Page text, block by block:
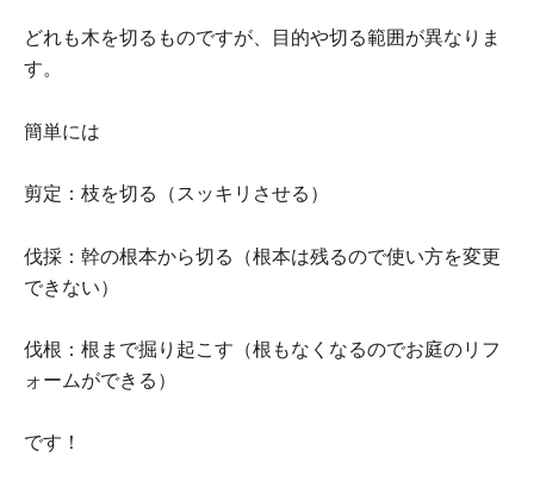
どれも木を切るものですが、目的や切る範囲が異なりま
す。
簡単には
剪定：枝を切る（スッキリさせる）
伐採：幹の根本から切る（根本は残るので使い方を変更
できない）
伐根：根まで掘り起こす（根もなくなるのでお庭のリフ
ォームができる）
です！